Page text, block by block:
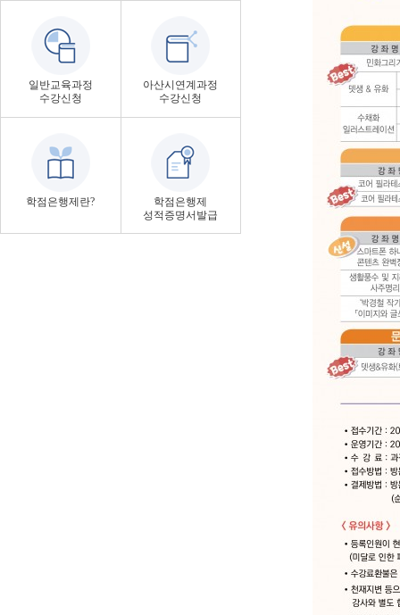
일반교육과정
수강신청
아산시연계과정
수강신청
학점은행제란?
학점은행제
성적증명서발급